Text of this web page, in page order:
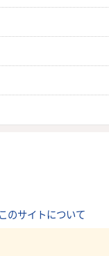
このサイトについて